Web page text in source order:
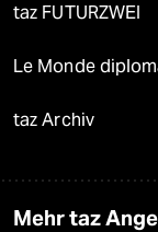
taz FUTURZWEI
Le Monde
taz Archiv
Mehr taz